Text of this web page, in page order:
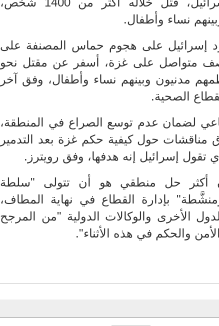
نساء وأطفال.
إسرائيل على هجوم حماس المصنفة على
متواصل على غزة، أسفر عن مقتل نحو
مدنيون وبينهم نساء وأطفال، وفق آخر
الصحية.
لضمان عدم توسع الصراع في المنطقة،
مناقشات حول كيفية حكم غزة بعد التدمير
تقول إسرائيل إنه هدفها، وفق رويترز.
أكثر حل منطقي هو أن تتولى "سلطة
بإدارة القطاع في نهاية المطاف،
الأخرى والوكالات الدولية "من المرجح
والحكم في هذه الأثناء".